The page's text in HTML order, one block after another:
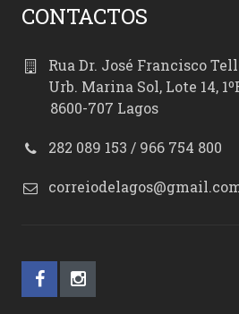
CONTACTOS
Rua Dr. José Francisco
Urb. Marina Sol, Lote 14,
8600-707 Lagos
282 089 153 / 966 754 800